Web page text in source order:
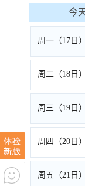
今
周一（17日）
周二（18日）
周三（19日）
周四（20日）
周五（21日）